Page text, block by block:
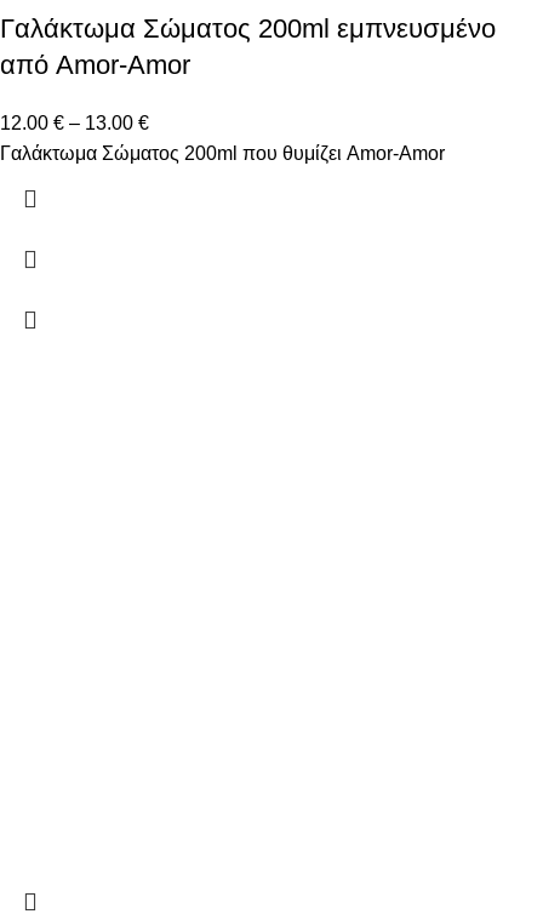
Γαλάκτωμα Σώματος 200ml εμπνευσμένο
από Amor-Amor
12.00 € – 13.00 €
Γαλάκτωμα Σώματος 200ml που θυμίζει Amor-Amor